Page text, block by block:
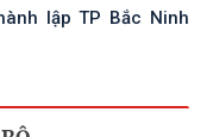
lập TP Bắc Ninh